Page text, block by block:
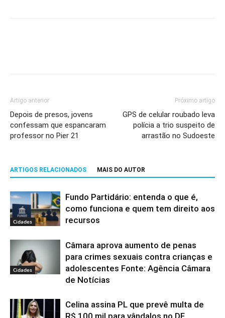
Artigo anterior
Depois de presos, jovens
confessam que espancaram
professor no Pier 21
Próximo artigo
GPS de celular roubado leva
polícia a trio suspeito de
arrastão no Sudoeste
ARTIGOS RELACIONADOS MAIS DO AUTOR
Cidades
Fundo Partidário: entenda o que é,
como funciona e quem tem direito aos
recursos
Cidades
Câmara aprova aumento de penas
para crimes sexuais contra crianças e
adolescentes Fonte: Agência Câmara
de Notícias
Celina assina PL que prevê multa de
R$ 100 mil para vândalos no DF